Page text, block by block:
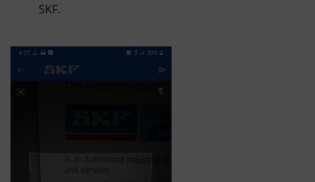
SKF.